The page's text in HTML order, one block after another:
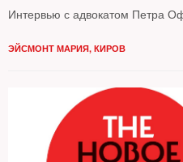
Интервью с адвокатом Петра
ЭЙСМОНТ МАРИЯ, КИРОВ